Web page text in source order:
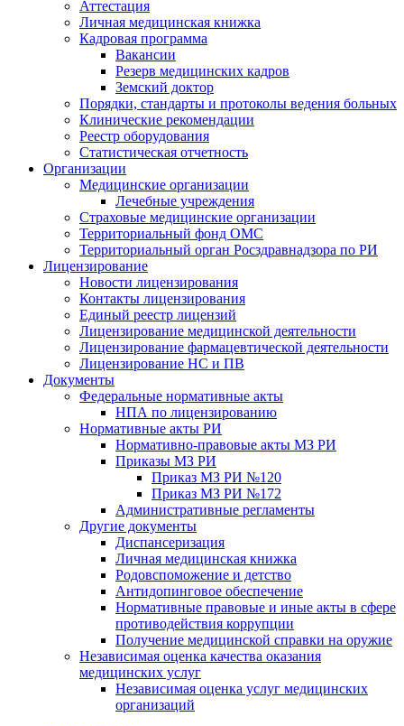
Аттестация
Личная медицинская книжка
Кадровая программа
Вакансии
Резерв медицинских кадров
Земский доктор
Порядки, стандарты и протоколы ведения больных
Клинические рекомендации
Реестр оборудования
Статистическая отчетность
Организации
Медицинские организации
Лечебные учреждения
Страховые медицинские организации
Территориальный фонд ОМС
Территориальный орган Росздравнадзора по РИ
Лицензирование
Новости лицензирования
Контакты лицензирования
Единый реестр лицензий
Лицензирование медицинской деятельности
Лицензирование фармацевтической деятельности
Лицензирование НС и ПВ
Документы
Федеральные нормативные акты
НПА по лицензированию
Нормативные акты РИ
Нормативно-правовые акты МЗ РИ
Приказы МЗ РИ
Приказ МЗ РИ №120
Приказ МЗ РИ №172
Административные регламенты
Другие документы
Диспансеризация
Личная медицинская книжка
Родовспоможение и детство
Антидопинговое обеспечение
Нормативные правовые и иные акты в сфере
противодействия коррупции
Получение медицинской справки на оружие
Независимая оценка качества оказания
медицинских услуг
Независимая оценка услуг медицинскиx
организаций